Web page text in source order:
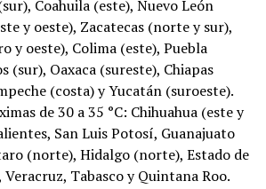
Coahuila (este), Nuevo León
y oeste), Zacatecas (norte y sur),
y oeste), Colima (este), Puebla
(sur), Oaxaca (sureste), Chiapas
(costa) y Yucatán (suroeste).
de 30 a 35 °C: Chihuahua (este y
San Luis Potosí, Guanajuato
(norte), Hidalgo (norte), Estado de
Tabasco y Quintana Roo.